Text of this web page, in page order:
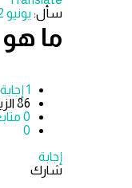
الاحدث
أسئلة
سأل: يونيو 2, 2026
ما
‫1 إجابة
86
0
0
إجابة
شارك